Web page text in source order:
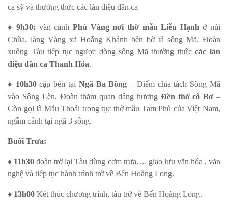
ca sỹ và thường thức các làn điệu dân ca
♦9h30: vãn cảnhPhủ Vàng nơi thờ mẫu Liễu Hạnh ở núi
Chùa, làng Vàng xã Hoằng Khánh bên bờ tả sông Mã. Đoàn
xuống Tàu tiếp tục ngược dòng sông Mã thưởng thứccác làn
điệu dân ca Thanh Hóa.
♦ 10h30cập bến tại Ngã Ba Bông – Điểm chia tách Sông Mã
vào Sông Lèn. Đoàn thăm quan dâng hương Đền thờ cô Bơ –
Còn gọi là Mẫu Thoải trong tục thờ mẫu Tam Phủ của Việt Nam,
ngắm cảnh tại ngã 3 sông.
Buổi Trưa:
♦ 11h30 đoàn trở lại Tàu dùng cơm trưa…. giao lưu văn hóa , văn
nghệ và tiếp tục hành trình trở về Bến Hoàng Long.
♦ 13h00 Kết thúc chương trình, tàu trở về Bến Hoàng Long.